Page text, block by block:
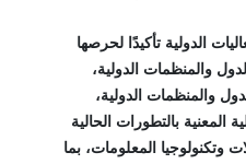
الدولية تأكيدًا لحرصها
والمنظمات الدولية،
والمنظمات الدولية،
المعنية بالتطورات الحالية
وتكنولوجيا المعلومات، بما